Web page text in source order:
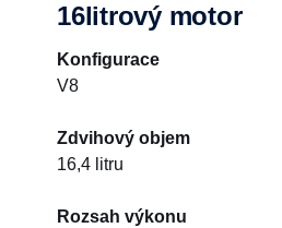
16litrový motor
Konfigurace
V8
Zdvihový objem
16,4 litru
Rozsah výkonu